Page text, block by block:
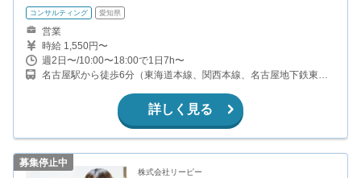
コンサルティング 愛知県
営業
時給 1,550円〜
週2日〜/10:00〜18:00で1日7h〜
名古屋駅から徒歩6分（東海道本線、関西本線、名古屋地下鉄東山
詳しく見る
募集停止中
株式会社リーピー